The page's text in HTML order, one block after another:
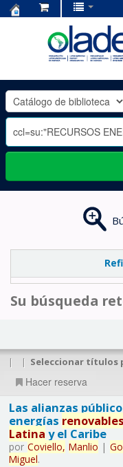
OLADE
-
Su búsqueda
| | Seleccionar títulos
Hacer reserva
Las alianzas
energías renovables
Latina y el Caribe
por Coviello, Manlio |
Miguel.